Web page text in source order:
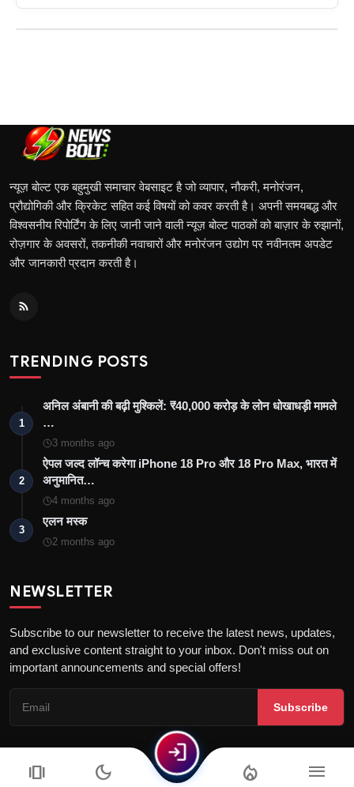
न्यूज़ बोल्ट एक बहुमुखी समाचार वेबसाइट है जो व्यापार, नौकरी, मनोरंजन,
प्रौद्योगिकी और क्रिकेट सहित कई विषयों को कवर करती है। अपनी समयबद्ध और
विश्वसनीय रिपोर्टिंग के लिए जानी जाने वाली न्यूज़ बोल्ट पाठकों को बाज़ार के रुझानों,
रोज़गार के अवसरों, तकनीकी नवाचारों और मनोरंजन उद्योग पर नवीनतम अपडेट
और जानकारी प्रदान करती है।
TRENDING POSTS
1
अनिल अंबानी की बढ़ी मुश्किलें: ₹40,000 करोड़ के लोन धोखाधड़ी मामले
…
3 months ago
2
ऐपल जल्द लॉन्च करेगा iPhone 18 Pro और 18 Pro Max, भारत में
अनुमानित…
4 months ago
3
एलन मस्क
2 months ago
NEWSLETTER
Subscribe to our newsletter to receive the latest news, updates,
and exclusive content straight to your inbox. Don't miss out on
important announcements and special offers!
Subscribe
amp_stories dark_mode
login
local_fire_department menu